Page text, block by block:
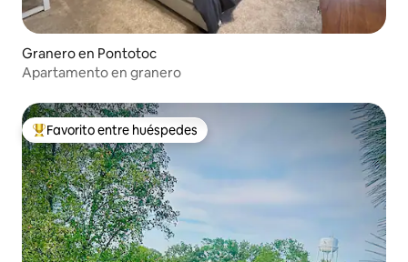
Granero en Pontotoc
Apartamento en granero
Favorito entre huéspedes preferido
Favorito entre huéspedes